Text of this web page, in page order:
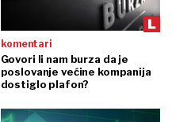
komentari
Govori li nam burza da je
poslovanje većine kompanija
dostiglo plafon?